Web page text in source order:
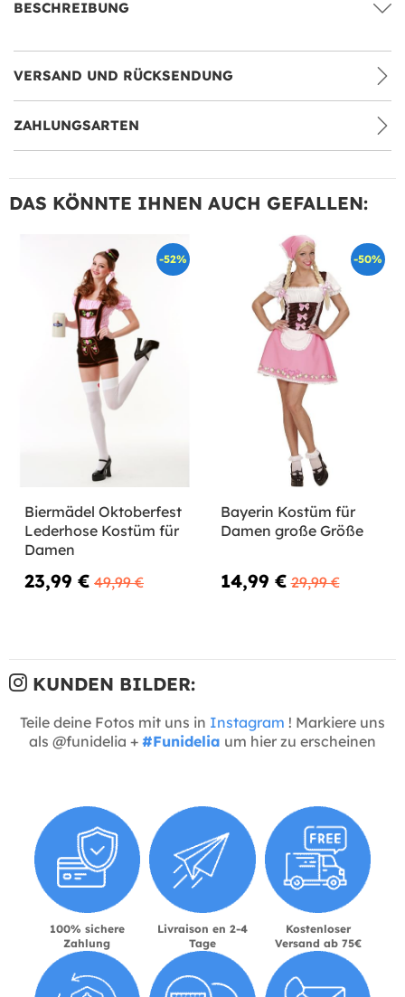
BESCHREIBUNG
VERSAND UND RÜCKSENDUNG
ZAHLUNGSARTEN
DAS KÖNNTE IHNEN AUCH GEFALLEN:
-52%
Biermädel Oktoberfest
Lederhose Kostüm für
Damen
23,99 € 49,99 €
-50%
Bayerin Kostüm für
Damen große Größe
14,99 € 29,99 €
KUNDEN BILDER:
Teile deine Fotos mit uns in Instagram ! Markiere uns
als @funidelia + #Funidelia um hier zu erscheinen
100% sichere
Zahlung
Livraison en 2-4
Tage
Kostenloser
Versand ab 75€